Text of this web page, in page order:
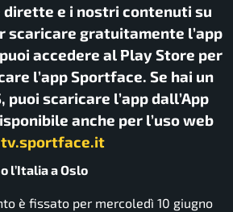
dirette e i nostri contenuti su
scaricare gratuitamente l’app
accedere al Play Store per
l’app Sportface. Se hai un
puoi scaricare l’app dall’App
anche per l’uso web
tv.sportface.it
l’Italia a Oslo
è fissato per mercoledì 10 giugno